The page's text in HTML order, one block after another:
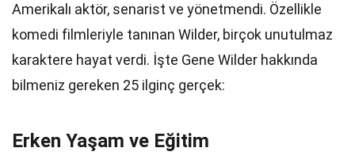
Amerikalı aktör, senarist ve yönetmendi. Özellikle
komedi filmleriyle tanınan Wilder, birçok unutulmaz
karaktere hayat verdi. İşte Gene Wilder hakkında
bilmeniz gereken 25 ilginç gerçek:
Erken Yaşam ve Eğitim